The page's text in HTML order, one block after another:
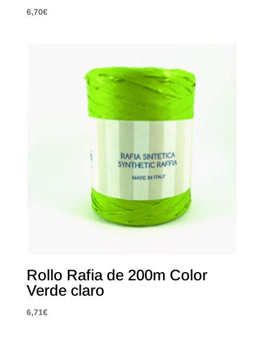
6,70€
Rollo Rafia de 200m Color
Verde claro
6,71€